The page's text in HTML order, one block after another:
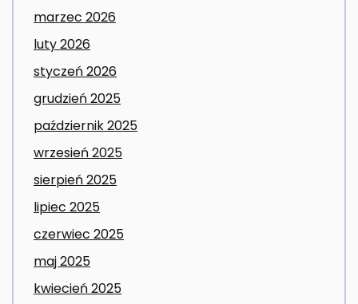
marzec 2026
luty 2026
styczeń 2026
grudzień 2025
październik 2025
wrzesień 2025
sierpień 2025
lipiec 2025
czerwiec 2025
maj 2025
kwiecień 2025